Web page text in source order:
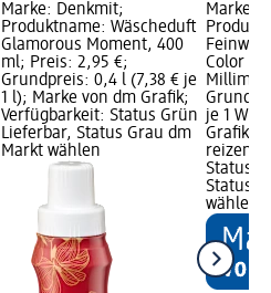
Marke: Denkmit;
Produktname: Wäscheduft
Glamorous Moment, 400
ml; Preis: 2,95 €;
Grundpreis: 0,4 l (7,38 € je
1 l); Marke von dm Grafik;
Verfügbarkeit: Status Grün
Lieferbar, Status Grau dm
Markt wählen
Marke:
Color &
je 1 Wl);
Grafik;
reizend;
Status
Status
wählen